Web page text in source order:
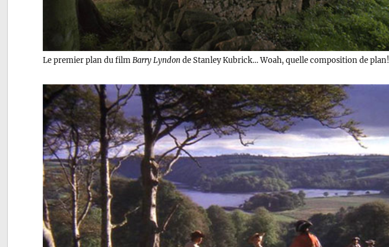
Le premier plan du filmBarry Lyndon de Stanley Kubrick… Woah, quelle composition de plan!